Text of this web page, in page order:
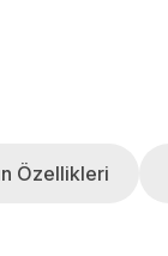
Özellikleri